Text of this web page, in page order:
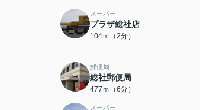
スーパー
プラザ総社店
104ｍ（2分）
郵便局
総社郵便局
477ｍ（6分）
スーパー